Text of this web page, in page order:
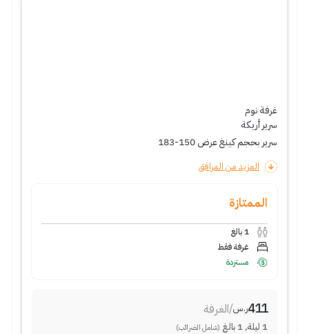
غرفة نوم
سرير أريكة
سرير بحجم كينغ عرض 150-183
المزيد من المرافق
الممتازة
1 بالغ
غرفة فقط
مستردة
411ر.س/الغرفة
1 ليلة,
1 بالغ (شامل الضرائب)